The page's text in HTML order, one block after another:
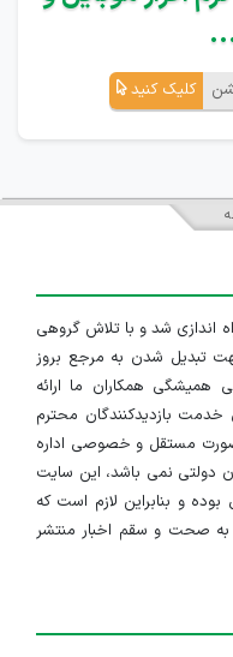
کلیک کنید
ایران استخدام در تاریخ ۱۳۹۱/۱/۱۰ راه اندازی شد و با تلاش گروهی
تبدیل شدن به مرجع بروز
همکاران ما ارائه
بازدیدکنندگان محترم
مستقل و خصوصی اداره
دولتی نمی باشد، این سایت
و بنابراین لازم است که
به صحت و سقم اخبار منتشر